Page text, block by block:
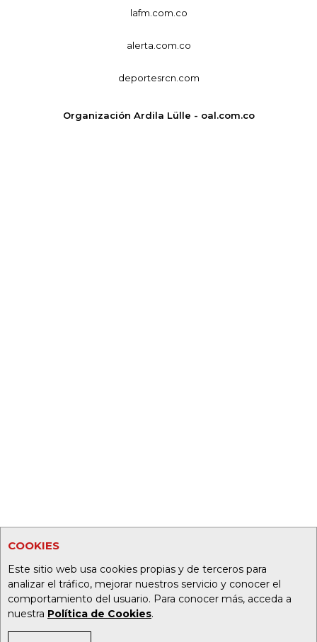
COOKIES
Este sitio web usa cookies propias y de terceros para
analizar el tráfico, mejorar nuestros servicio y conocer el
comportamiento del usuario. Para conocer más, acceda a
nuestra Política de Cookies.
lafm.com.co
alerta.com.co
deportesrcn.com
Organización Ardila Lülle - oal.com.co